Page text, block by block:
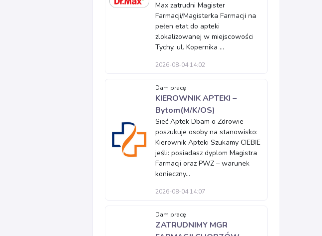
Max zatrudni Magister
Farmacji/Magisterka Farmacji na
pełen etat do apteki
zlokalizowanej w miejscowości
Tychy, ul. Kopernika ...
2026-08-04 14:02
Dam pracę
KIEROWNIK APTEKI –
Bytom(M/K/OS)
Sieć Aptek Dbam o Zdrowie
poszukuje osoby na stanowisko:
Kierownik Apteki Szukamy CIEBIE
jeśli: posiadasz dyplom Magistra
Farmacji oraz PWZ – warunek
konieczny...
2026-08-04 14:07
Dam pracę
ZATRUDNIMY MGR